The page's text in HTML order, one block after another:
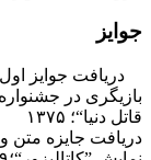
جوایز
دریافت جوایز اول
بازیگری در
قاتل دنیا“؛ ۱۳۷۵
دریافت جایزه متن